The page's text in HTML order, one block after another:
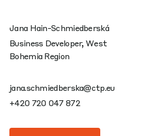
Jana Hain-Schmiedberská
Business Developer, West
Bohemia Region
jana.schmiedberska@ctp.eu
+420 720 047 872